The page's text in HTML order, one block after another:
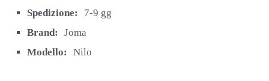
Spedizione:
7-9 gg
Brand:
Joma
Modello:
Nilo